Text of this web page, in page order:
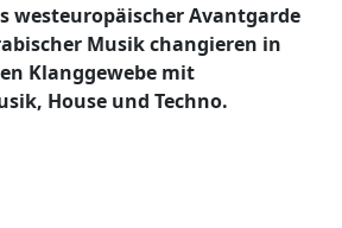
westeuropäischer Avantgarde
Musik changieren in
Klanggewebe mit
House und Techno.